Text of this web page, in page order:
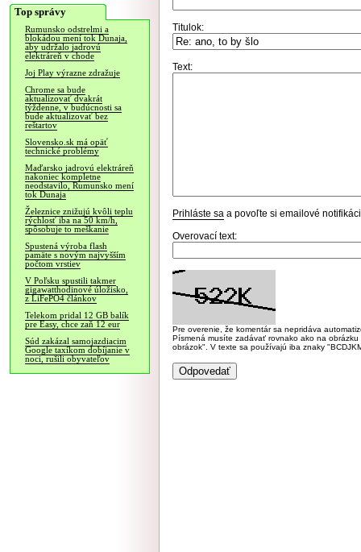
Top správy
Rumunsko odstrelmi a
blokádou mení tok Dunaja,
aby udržalo jadrovú
elektráreň v chode
Joj Play výrazne zdražuje
Chrome sa bude
aktualizovať dvakrát
týždenne, v budúcnosti sa
bude aktualizovať bez
reštartov
Slovensko.sk má opäť
technické problémy
Maďarsko jadrovú elektráreň
nakoniec kompletne
neodstavilo, Rumunsko mení
tok Dunaja
Železnice znižujú kvôli teplu
rýchlosť iba na 50 km/h,
spôsobuje to meškanie
Spustená výroba flash
pamäte s novým najvyšším
počtom vrstiev
V Poľsku spustili takmer
gigawatthodinové úložisko,
z LiFePO4 článkov
Telekom pridal 12 GB balík
pre Easy, chce zaň 12 eur
Súd zakázal samojazdiacim
Google taxíkom dobíjanie v
noci, rušili obyvateľov
Titulok:
Text:
Prihláste sa a povoľte si emailové
Overovací text:
Pre overenie, že komentár sa nepridáva
Písmená musíte zadávať rovnako ako na
obrázok". V texte sa používajú iba znaky